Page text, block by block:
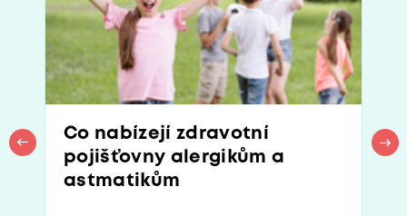
Co nabízejí zdravotní
pojišťovny alergikům a
astmatikům